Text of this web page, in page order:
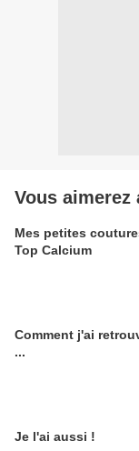
Vous aimerez
Mes petites
Top Calcium
Comment j'ai
...
Je l'ai aussi !